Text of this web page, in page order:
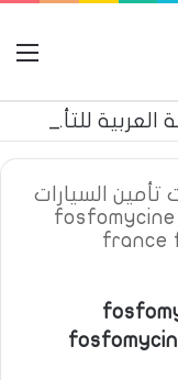
بوليصة التأمين العام من شركة العربية للتأمين
تأمين السيارات
france